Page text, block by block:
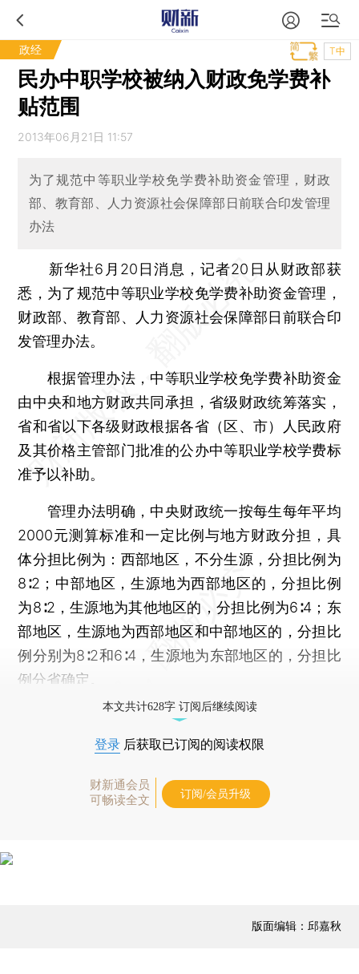
政经 T中
民办中职学校被纳入财政免学费补
贴范围
2013年06月21日 11:57
为了规范中等职业学校免学费补助资金管理，财政
部、教育部、人力资源社会保障部日前联合印发管理
办法
新华社6月20日消息，记者20日从财政部获
悉，为了规范中等职业学校免学费补助资金管理，
财政部、教育部、人力资源社会保障部日前联合印
发管理办法。
根据管理办法，中等职业学校免学费补助资金
由中央和地方财政共同承担，省级财政统筹落实，
省和省以下各级财政根据各省（区、市）人民政府
及其价格主管部门批准的公办中等职业学校学费标
准予以补助。
管理办法明确，中央财政统一按每生每年平均
2000元测算标准和一定比例与地方财政分担，具
体分担比例为：西部地区，不分生源，分担比例为
8∶2；中部地区，生源地为西部地区的，分担比例
为8∶2，生源地为其他地区的，分担比例为6∶4；东
部地区，生源地为西部地区和中部地区的，分担比
例分别为8∶2和6∶4，生源地为东部地区的，分担比
例分省确定。
本文共计628字 订阅后继续阅读
登录 后获取已订阅的阅读权限
财新通会员
可畅读全文
订阅/会员升级
版面编辑：邱嘉秋